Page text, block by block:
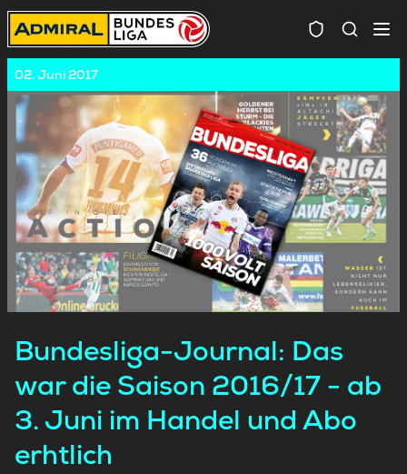
02. Juni 2017
Bundesliga-Journal: Das
war die Saison 2016/17 - ab
3. Juni im Handel und Abo
erhtlich